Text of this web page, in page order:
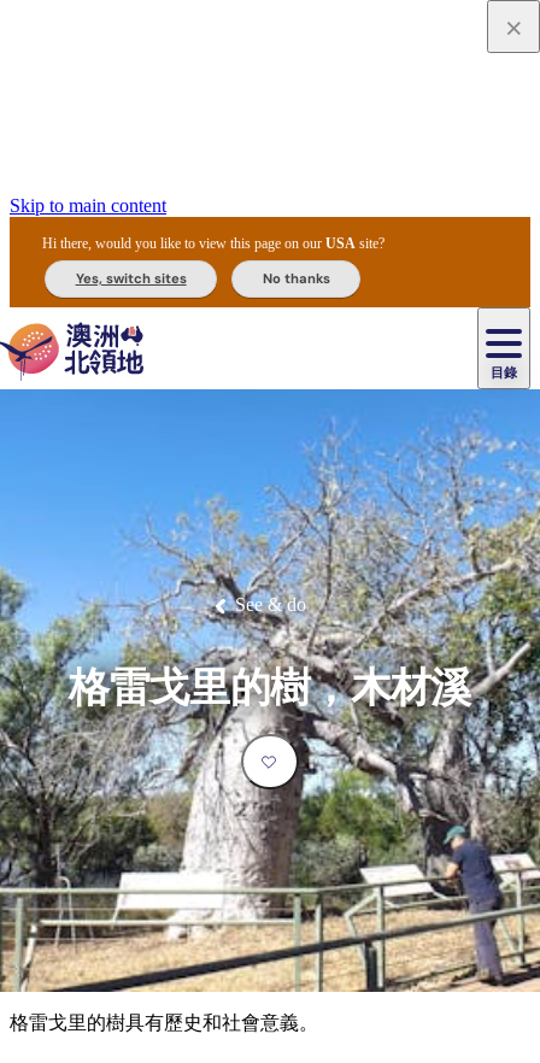
Skip to main content
Hi there, would you like to view this page on ourUSA site?
Yes, switch sites No thanks
目錄
錄
必
訪
景
點
最
受
歡
迎
目
的
地
內
陸
和
戶
外
魯
魯園
國
家
公
園
家
公
園
提
維
群
島
東
阿
納
姆
地
馬
塔
蘭
卡
溫
泉
池
特
米
魯
克
國
家
公
園
卡
魯
/
魔
鬼
大
理
石
保
護
區
馬
古
克
瀑
布
奧
里
查
/
西
麥
克
唐
納
國
家
公
園
必
玩
活
動
體
驗
旅
客
類
型
推
薦
榜
單
活
動險
生
動
植
物
與
文
物
釣
魚
豪
華
旅
游
露
營
和
豪
華
野
營
自
駕
遊
規
劃
和
預
訂
實
用
資
訊
工
具
See & do
格雷戈里的樹，木材溪
格雷戈里的樹具有歷史和社會意義。